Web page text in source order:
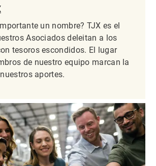
un nombre? TJX es el
Asociados deleitan a los
tesoros escondidos. El lugar
de nuestro equipo marcan la
aportes.